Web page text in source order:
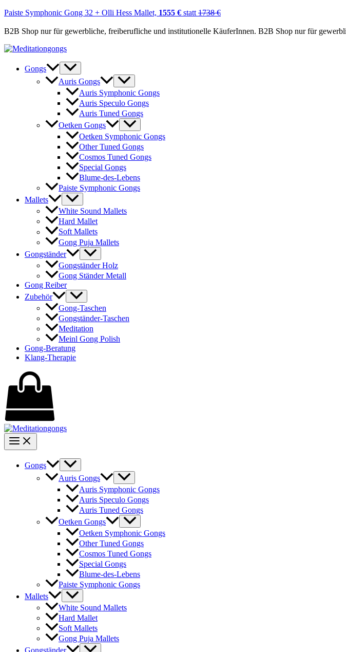
Paiste Symphonic Gong 32 + Olli Hess Mallet, 1555 € statt 1738 €
B2B Shop nur für gewerbliche, freiberufliche und institutionelle KäuferInnen. B2B Shop nur für
Zum
springenGongs
Auris Gongs
Auris Symphonic Gongs
Auris Speculo Gongs
Auris Tuned Gongs
Oetken Gongs
Oetken Symphonic Gongs
Other Tuned Gongs
Cosmos Tuned Gongs
Special Gongs
Blume-des-Lebens
Paiste Symphonic Gongs
Mallets
White Sound Mallets
Hard Mallet
Soft Mallets
Gong Puja Mallets
Gongständer
Gongständer Holz
Gong Ständer Metall
Gong Reiber
Zubehör
Gong-Taschen
Gongständer-Taschen
Meditation
Meinl Gong Polish
Gong-Beratung
Klang-Therapie
Gongs
Auris Gongs
Auris Symphonic Gongs
Auris Speculo Gongs
Auris Tuned Gongs
Oetken Gongs
Oetken Symphonic Gongs
Other Tuned Gongs
Cosmos Tuned Gongs
Special Gongs
Blume-des-Lebens
Paiste Symphonic Gongs
Mallets
White Sound Mallets
Hard Mallet
Soft Mallets
Gong Puja Mallets